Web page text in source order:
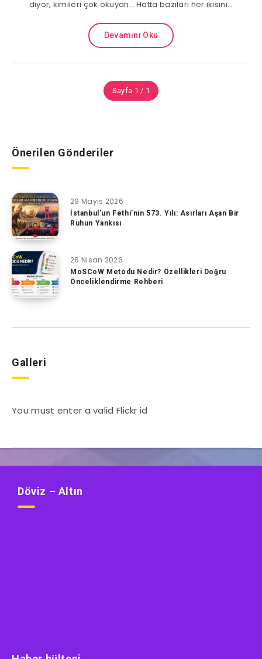
diyor, kimileri çok okuyan… Hatta bazıları her ikisini…
Devamını Oku
Sayfa 1 / 1
Önerilen Gönderiler
29 Mayıs 2026
İstanbul’un Fethi’nin 573. Yılı: Asırları Aşan Bir
Ruhun Yankısı
26 Nisan 2026
MoSCoW Metodu Nedir? Özellikleri Doğru
Önceliklendirme Rehberi
Galleri
You must enter a valid Flickr id
Döviz – Altın